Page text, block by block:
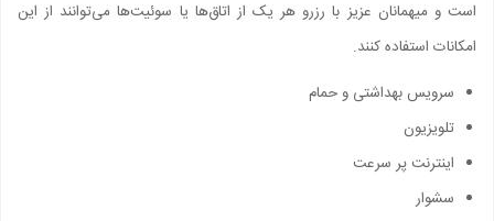
است و میهمانان عزیز با رزرو هر یک از اتاق‌ها یا سوئیت‌ها می‌توانند از این
امکانات استفاده کنند.
سرویس بهداشتی و حمام
تلویزیون
اینترنت پر سرعت
سشوار